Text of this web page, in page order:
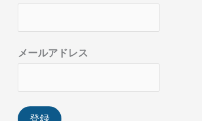
メールアドレス